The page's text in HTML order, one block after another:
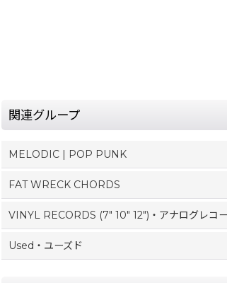
関連グループ
MELODIC | POP PUNK
FAT WRECK CHORDS
VINYL RECORDS (7" 10" 12")・アナログレコ
Used・ユーズド